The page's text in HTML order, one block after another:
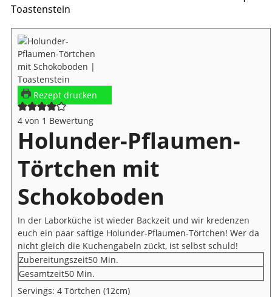
Rezept drucken
4 von 1 Bewertung
Holunder-Pflaumen-
Törtchen mit
Schokoboden
In der Laborküche ist wieder Backzeit und wir kredenzen
euch ein paar saftige Holunder-Pflaumen-Törtchen! Wer da
nicht gleich die Kuchengabeln zückt, ist selbst schuld!
Zubereitungszeit50Minuten
Min.
Gesamtzeit50Minuten
Min.
Servings: 4 Törtchen (12cm)